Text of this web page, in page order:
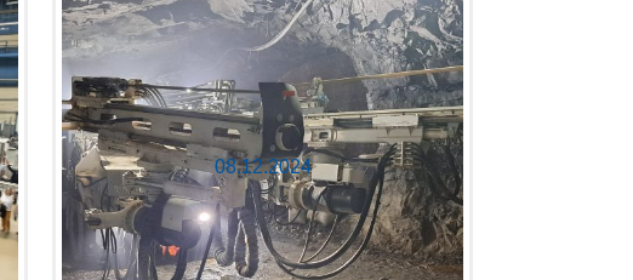
08.12.2024